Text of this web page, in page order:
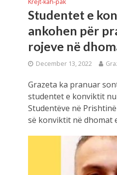
Krejt-kah-pak
Studentet e
ankohen për
rojeve në
December 13, 2022
Grazeta ka pranuar
studentet e konviktit
Studentëve në
së konviktit në dhomat